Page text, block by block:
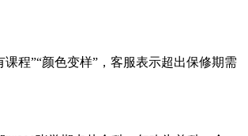
程”“颜色变样”，客服表示超出保修期需